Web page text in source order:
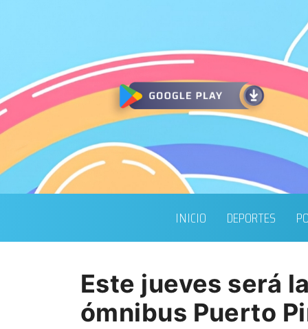
INICIO DEPORTES
Este jueves será
ómnibus Puerto